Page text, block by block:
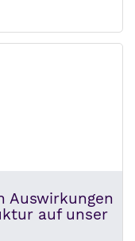
Auswirkungen
auf unser